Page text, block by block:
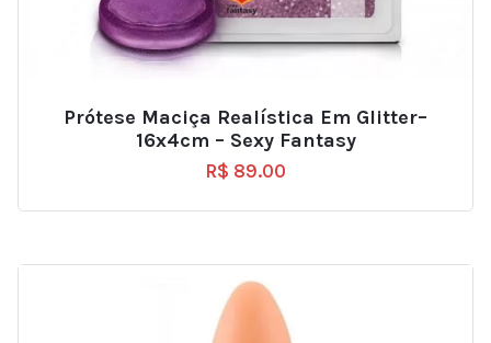
Prótese Maciça Realística Em Glitter–
16x4cm – Sexy Fantasy
R$ 89.00